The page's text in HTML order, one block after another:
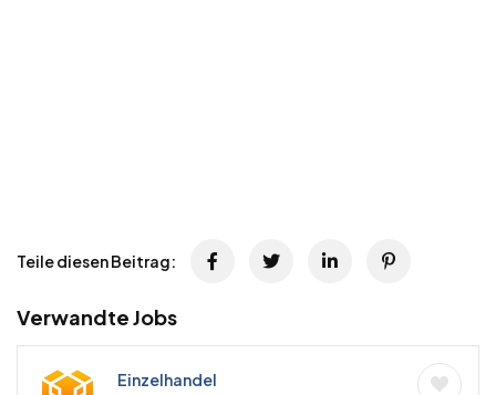
Teile diesen Beitrag:
Verwandte Jobs
Einzelhandel